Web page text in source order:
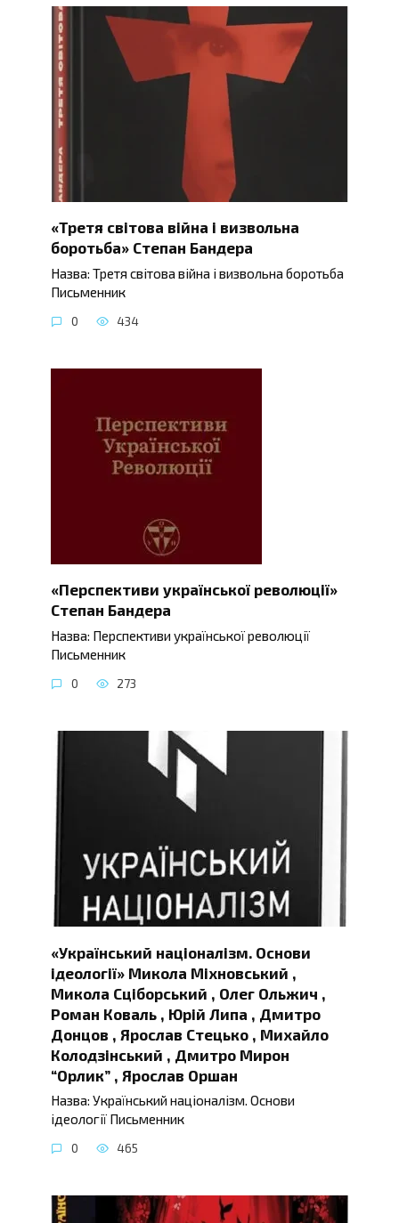
«Третя світова війна і визвольна
боротьба» Степан Бандера
Назва: Третя світова війна і визвольна боротьба
Письменник
0 434
«Перспективи української революції»
Степан Бандера
Назва: Перспективи української революції
Письменник
0 273
«Український націоналізм. Основи
ідеології» Микола Міхновський ,
Микола Сціборський , Олег Ольжич ,
Роман Коваль , Юрій Липа , Дмитро
Донцов , Ярослав Стецько , Михайло
Колодзінський , Дмитро Мирон
“Орлик” , Ярослав Оршан
Назва: Український націоналізм. Основи
ідеології Письменник
0 465